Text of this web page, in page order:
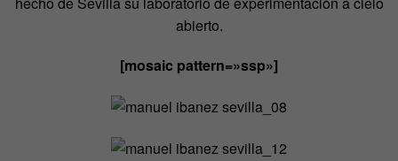
abierto.
[mosaic pattern=»ssp»]